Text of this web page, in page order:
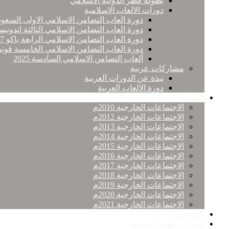
دورات الالعاب الإسلامية
دورة العاب التضامن الاسلامي الاولى
دورة العاب التضامن الاسلامي الثالثة
دورة العاب التضامن الاسلامي الرابعة باكو 2017
دورة العاب التضامن الاسلامي الخامسة
ألعاب التضامن الاسلامي السادسة 2025
مشاركات عربية
نبذة عن الدورات العربية
دورة الالعاب العربية
الاجتماعات الخارجية 2010م
الاجتماعات الخارجية 2012م
الاجتماعات الخارجية 2013م
الاجتماعات الخارجية 2014م
الاجتماعات الخارجية 2015م
الاجتماعات الخارجية 2016م
الاجتماعات الخارجية 2017م
الاجتماعات الخارجية 2018م
الاجتماعات الخارجية 2019م
الاجتماعات الخارجية 2020م
الاجتماعات الخارجية 2021م